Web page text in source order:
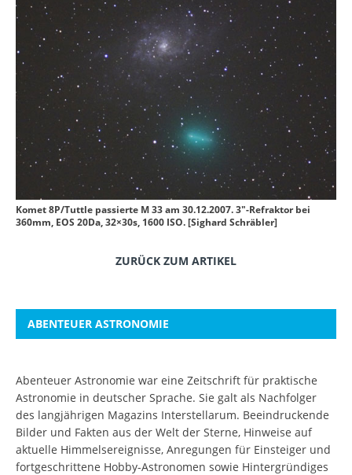
Komet 8P/Tuttle passierte M 33 am 30.12.2007. 3"-Refraktor bei
360mm, EOS 20Da, 32×30s, 1600 ISO. [Sighard Schräbler]
ZURÜCK ZUM ARTIKEL
ABENTEUER ASTRONOMIE
Abenteuer Astronomie war eine Zeitschrift für praktische
Astronomie in deutscher Sprache. Sie galt als Nachfolger
des langjährigen Magazins Interstellarum. Beeindruckende
Bilder und Fakten aus der Welt der Sterne, Hinweise auf
aktuelle Himmelsereignisse, Anregungen für Einsteiger und
fortgeschrittene Hobby-Astronomen sowie Hintergründiges